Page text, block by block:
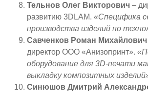
Тельнов Олег Викторович –
развитию 3DLAM. «Специфика
производства изделий по
Савченков Роман Михайлович
директор ООО «Анизопринт».
оборудование для 3D-печати
выкладку композитных
Синюшов Дмитрий